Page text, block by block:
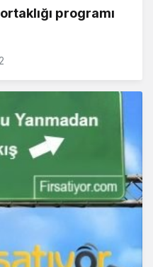
programı